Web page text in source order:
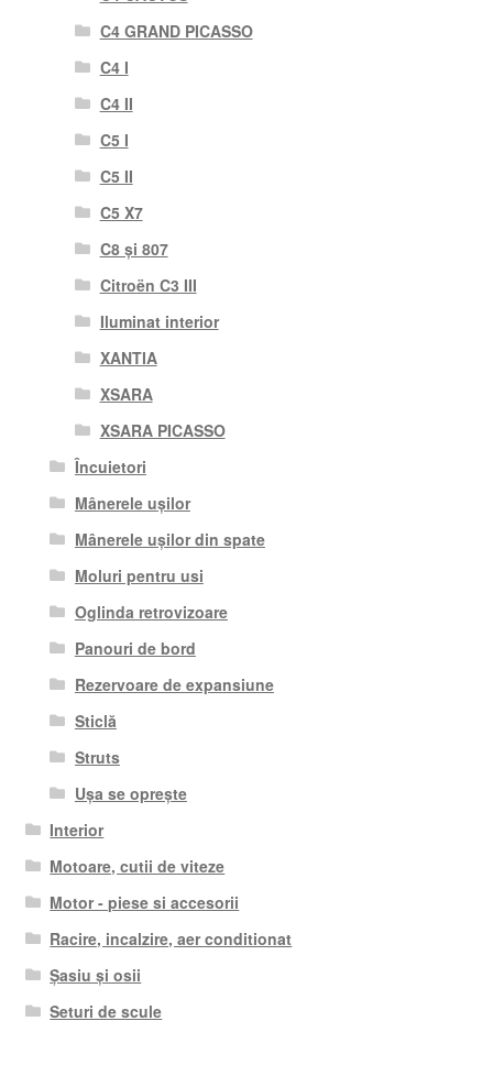
C4 GRAND PICASSO
C4 I
C4 II
C5 I
C5 II
C5 X7
C8 și 807
Citroën C3 III
Iluminat interior
XANTIA
XSARA
XSARA PICASSO
Încuietori
Mânerele ușilor
Mânerele ușilor din spate
Moluri pentru usi
Oglinda retrovizoare
Panouri de bord
Rezervoare de expansiune
Sticlă
Struts
Ușa se oprește
Interior
Motoare, cutii de viteze
Motor - piese si accesorii
Racire, incalzire, aer conditionat
Șasiu și osii
Seturi de scule